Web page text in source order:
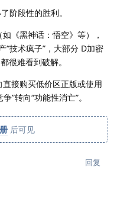
阶段性的胜利。
《黑神话：悟空》等），
“技术疯子”，大部分 D加密
很难看到破解。
接购买低价区正版或使用
”转向“功能性消亡”。
后可见
回复